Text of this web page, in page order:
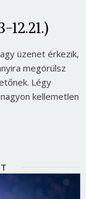
12.21.)
üzenet érkezik,
megörülsz
Légy
kellemetlen